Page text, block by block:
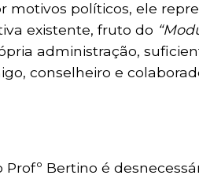
políticos, ele
existente, fruto do
administração,
conselheiro e
Bertino é